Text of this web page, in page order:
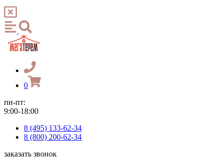
0
пн-пт:
9:00-18:00
8 (495) 133-62-34
8 (800) 200-62-34
заказать звонок